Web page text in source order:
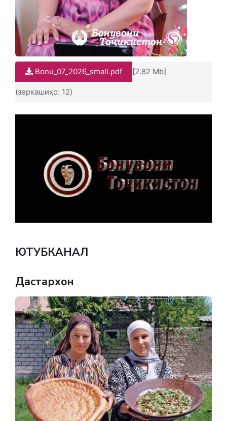
Bonu_07_2026_small.pdf [2.82 Mb]
(зеркашиҳо: 12)
ЮТУБКАНАЛ
Дастархон